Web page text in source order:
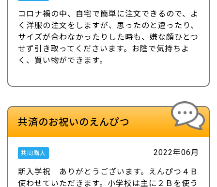
コロナ禍の中、自宅で簡単に注文できるので、よ
く洋服の注文をしますが、思ったのと違ったり、
サイズが合わなかったりした時も、嫌な顔ひとつ
せず引き取ってくださいます。お陰で気持ちよ
く、買い物ができます。
共済のお祝いのえんぴつ
共同購入 2022年06月
新入学祝 ありがとうございます。えんぴつ４Ｂ
使わせていただきます。小学校は主に２Ｂを使う